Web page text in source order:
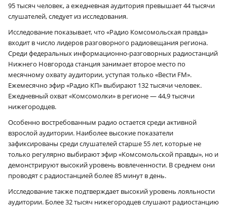
95 тысяч человек, а ежедневная аудитория превышает 44 тысячи
слушателей, следует из исследования.
Исследование показывает, что «Радио Комсомольская правда»
входит в число лидеров разговорного радиовещания региона.
Среди федеральных информационно-разговорных радиостанций
Нижнего Новгорода станция занимает второе место по
месячному охвату аудитории, уступая только «Вести FM».
Ежемесячно эфир «Радио КП» выбирают 132 тысячи человек.
Ежедневный охват «Комсомолки» в регионе — 44,9 тысячи
нижегородцев.
Особенно востребованным радио остается среди активной
взрослой аудитории. Наиболее высокие показатели
зафиксированы среди слушателей старше 55 лет, которые не
только регулярно выбирают эфир «Комсомольской правды», но и
демонстрируют высокий уровень вовлеченности. В среднем они
проводят с радиостанцией более 85 минут в день.
Исследование также подтверждает высокий уровень лояльности
аудитории. Более 32 тысяч нижегородцев слушают радиостанцию